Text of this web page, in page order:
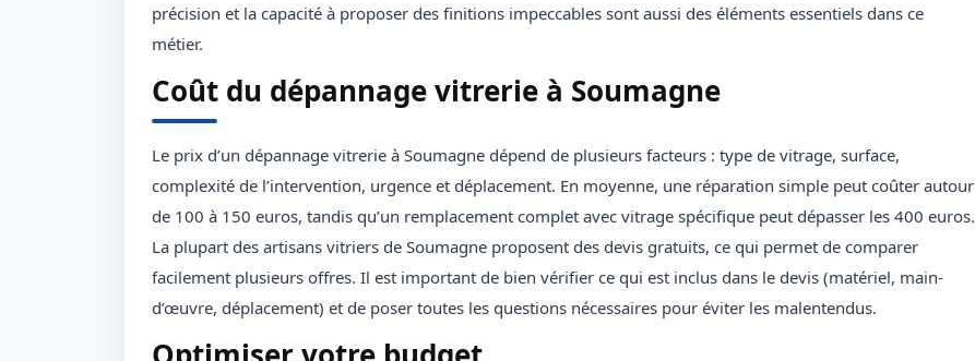
précision et la capacité à proposer des finitions impeccables sont aussi des éléments essentiels dans ce
métier.
Coût du dépannage vitrerie à Soumagne
Le prix d’un dépannage vitrerie à Soumagne dépend de plusieurs facteurs : type de vitrage, surface,
complexité de l’intervention, urgence et déplacement. En moyenne, une réparation simple peut coûter autour
de 100 à 150 euros, tandis qu’un remplacement complet avec vitrage spécifique peut dépasser les 400 euros.
La plupart des artisans vitriers de Soumagne proposent des devis gratuits, ce qui permet de comparer
facilement plusieurs offres. Il est important de bien vérifier ce qui est inclus dans le devis (matériel, main-
d’œuvre, déplacement) et de poser toutes les questions nécessaires pour éviter les malentendus.